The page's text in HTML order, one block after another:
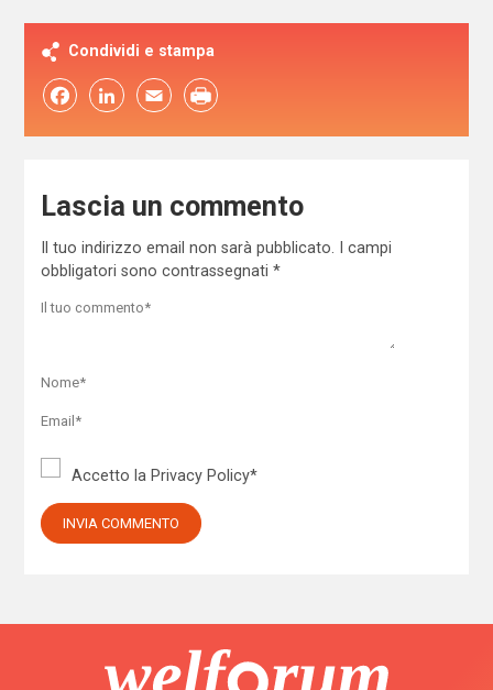
Condividi e stampa
FacebookLinkedIn Email
Lascia un commento
Il tuo indirizzo email non sarà pubblicato.
I campi
obbligatori sono contrassegnati *
Accetto la Privacy Policy*